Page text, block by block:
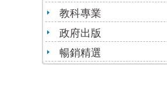
教科專業
政府出版
暢銷精選